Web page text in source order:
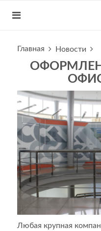
Главная Новости
Любая крупная